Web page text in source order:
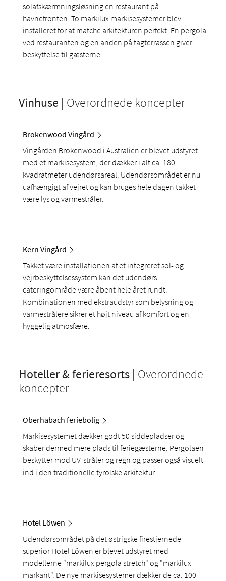
solafskærmningsløsning en restaurant på
havnefronten. To markilux markisesystemer blev
installeret for at matche arkitekturen perfekt. En pergola
ved restauranten og en anden på tagterrassen giver
beskyttelse til gæsterne.
Vinhuse | Overordnede koncepter
Brokenwood Vingård
Vingården Brokenwood i Australien er blevet udstyret
med et markisesystem, der dækker i alt ca. 180
kvadratmeter udendørsareal. Udendørsområdet er nu
uafhængigt af vejret og kan bruges hele dagen takket
være lys og varmestråler.
Kern Vingård
Takket være installationen af et integreret sol- og
vejrbeskyttelsessystem kan det udendørs
cateringområde være åbent hele året rundt.
Kombinationen med ekstraudstyr som belysning og
varmestrålere sikrer et højt niveau af komfort og en
hyggelig atmosfære.
Hoteller & ferieresorts | Overordnede
koncepter
Oberhabach feriebolig
Markisesystemet dækker godt 50 siddepladser og
skaber dermed mere plads til feriegæsterne. Pergolaen
beskytter mod UV-stråler og regn og passer også visuelt
ind i den traditionelle tyrolske arkitektur.
Hotel Löwen
Udendørsområdet på det østrigske firestjernede
superior Hotel Löwen er blevet udstyret med
modellerne "markilux pergola stretch" og "markilux
markant". De nye markisesystemer dækker de ca. 100